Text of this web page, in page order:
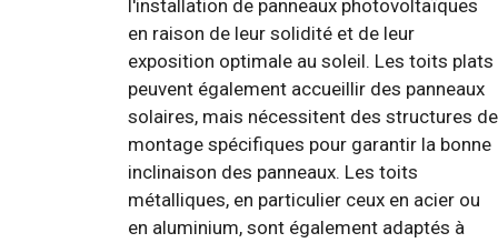
l'installation de panneaux photovoltaïques
en raison de leur solidité et de leur
exposition optimale au soleil. Les toits plats
peuvent également accueillir des panneaux
solaires, mais nécessitent des structures de
montage spécifiques pour garantir la bonne
inclinaison des panneaux. Les toits
métalliques, en particulier ceux en acier ou
en aluminium, sont également adaptés à